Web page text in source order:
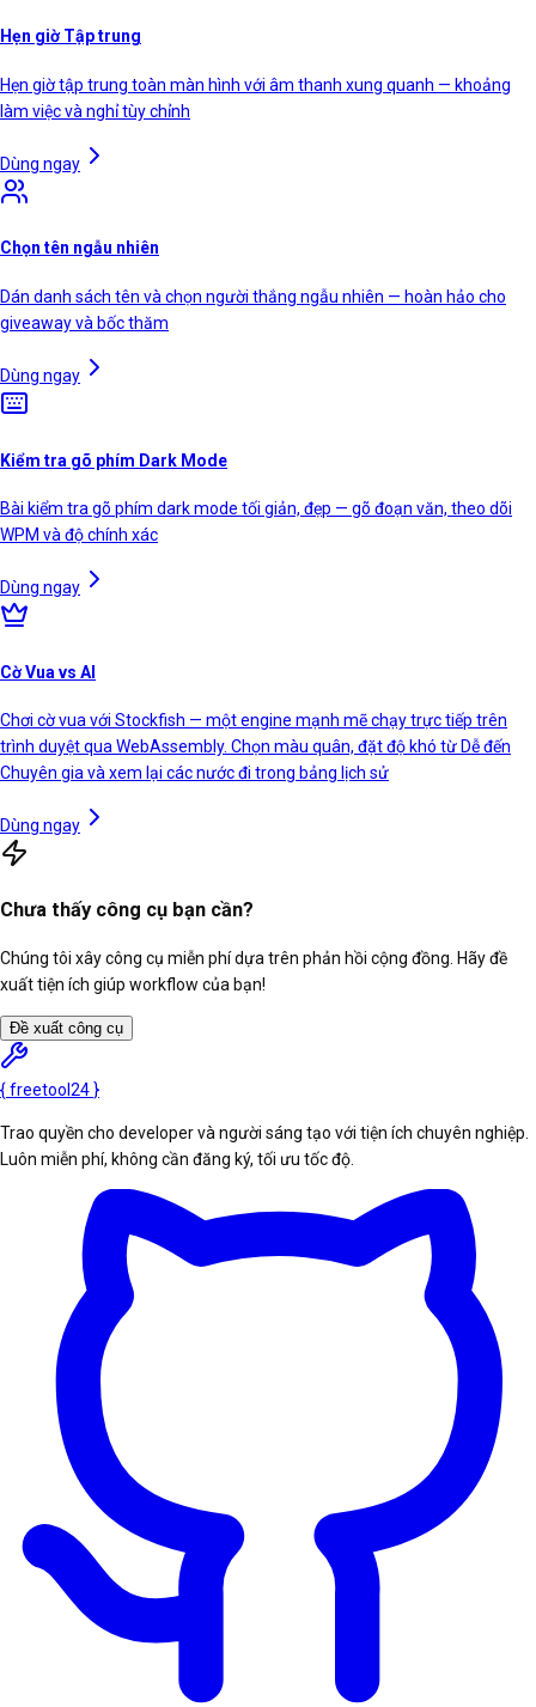
Hẹn giờ Tập trung
Hẹn giờ tập trung toàn màn hình với âm thanh xung quanh — khoảng
làm việc và nghỉ tùy chỉnh
Dùng ngay
Chọn tên ngẫu nhiên
Dán danh sách tên và chọn người thắng ngẫu nhiên — hoàn hảo cho
giveaway và bốc thăm
Dùng ngay
Kiểm tra gõ phím Dark Mode
Bài kiểm tra gõ phím dark mode tối giản, đẹp — gõ đoạn văn, theo dõi
WPM và độ chính xác
Dùng ngay
Cờ Vua vs AI
Chơi cờ vua với Stockfish — một engine mạnh mẽ chạy trực tiếp trên
trình duyệt qua WebAssembly. Chọn màu quân, đặt độ khó từ Dễ đến
Chuyên gia và xem lại các nước đi trong bảng lịch sử
Dùng ngay
Chưa thấy công cụ bạn cần?
Chúng tôi xây công cụ miễn phí dựa trên phản hồi cộng đồng. Hãy đề
xuất tiện ích giúp workflow của bạn!
Đề xuất công cụ
{freetool 24 }
Trao quyền cho developer và người sáng tạo với tiện ích chuyên nghiệp.
Luôn miễn phí, không cần đăng ký, tối ưu tốc độ.